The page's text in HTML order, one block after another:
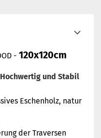
- 120x120cm
und Stabil
Eschenholz, natur
der Traversen